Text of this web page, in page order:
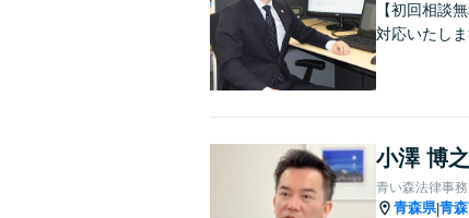
【初回相談
対応いたし
小澤 博之
青い森法律事
青森県|青